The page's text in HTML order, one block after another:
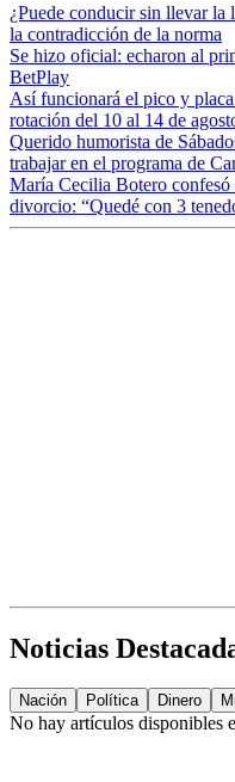
¿Puede conducir sin llevar la
la contradicción de la norma
Se hizo oficial: echaron al
BetPlay
Así funcionará el pico y
rotación del 10 al 14 de
Querido humorista de
trabajar en el programa de
María Cecilia Botero
divorcio: “Quedé con 3
Noticias
Nación Política Dinero
No hay artículos disponibles